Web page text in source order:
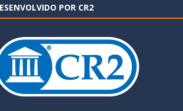
POR CR2